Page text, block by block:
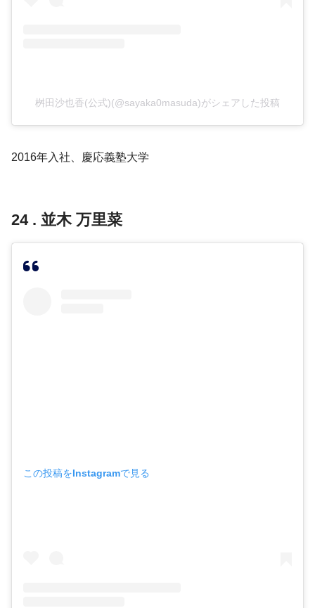
桝田沙也香(公式)(@sayaka0masuda)がシェアした投稿
2016年入社、慶応義塾大学
24 . 並木 万里菜
この投稿をInstagramで見る